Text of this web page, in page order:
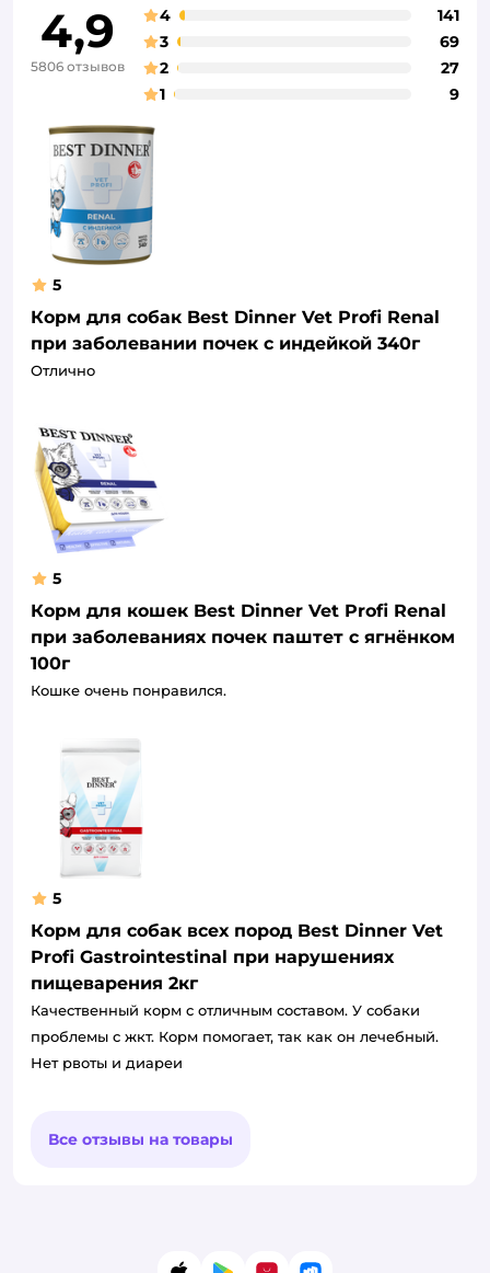
4,9
5806 отзывов
4
141
3
69
2
27
1
9
5
Корм для собак Best Dinner Vet Profi Renal
при заболевании почек с индейкой 340г
Отлично
5
Корм для кошек Best Dinner Vet Profi Renal
при заболеваниях почек паштет с ягнёнком
100г
Кошке очень понравился.
5
Корм для собак всех пород Best Dinner Vet
Profi Gastrointestinal при нарушениях
пищеварения 2кг
Качественный корм с отличным составом. У собаки
проблемы с жкт. Корм помогает, так как он лечебный.
Нет рвоты и диареи
Все отзывы на товары